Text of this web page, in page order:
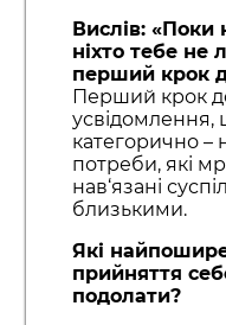
Вислів:
ніхто тебе не
перший крок
Перший крок
усвідомлення,
категорично –
потреби, які
нав‘язані
близькими.
Які
прийняття
подолати?